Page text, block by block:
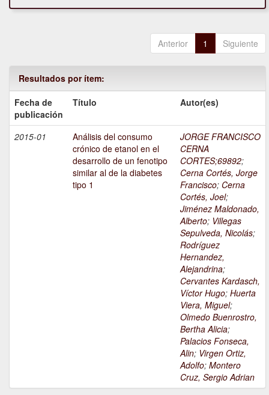
Anterior 1 Siguiente
Resultados por ítem:
Fecha de
publicación
Título Autor(es)
2015-01
Análisis del consumo
crónico de etanol en el
desarrollo de un fenotipo
similar al de la diabetes
tipo 1
JORGE FRANCISCO
CERNA
CORTES;69892;
Cerna Cortés, Jorge
Francisco; Cerna
Cortés, Joel;
Jiménez Maldonado,
Alberto; Villegas
Sepulveda, Nicolás;
Rodríguez
Hernandez,
Alejandrina;
Cervantes Kardasch,
Víctor Hugo; Huerta
Viera, Miguel;
Olmedo Buenrostro,
Bertha Alicia;
Palacios Fonseca,
Alin; Virgen Ortiz,
Adolfo; Montero
Cruz, Sergio Adrian